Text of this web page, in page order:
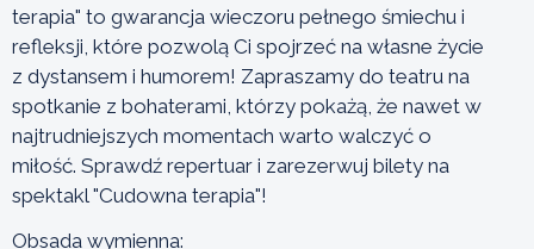
terapia" to gwarancja wieczoru pełnego śmiechu i
refleksji, które pozwolą Ci spojrzeć na własne życie
z dystansem i humorem! Zapraszamy do teatru na
spotkanie z bohaterami, którzy pokażą, że nawet w
najtrudniejszych momentach warto walczyć o
miłość. Sprawdź repertuar i zarezerwuj bilety na
spektakl "Cudowna terapia"!
Obsada wymienna: